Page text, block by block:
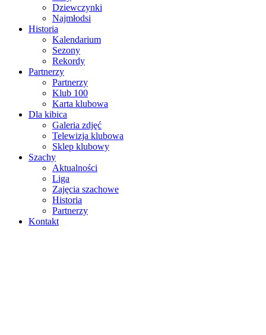
Dziewczynki
Najmłodsi
Historia
Kalendarium
Sezony
Rekordy
Partnerzy
Partnerzy
Klub 100
Karta klubowa
Dla kibica
Galeria zdjęć
Telewizja klubowa
Sklep klubowy
Szachy
Aktualności
Liga
Zajęcia szachowe
Historia
Partnerzy
Kontakt